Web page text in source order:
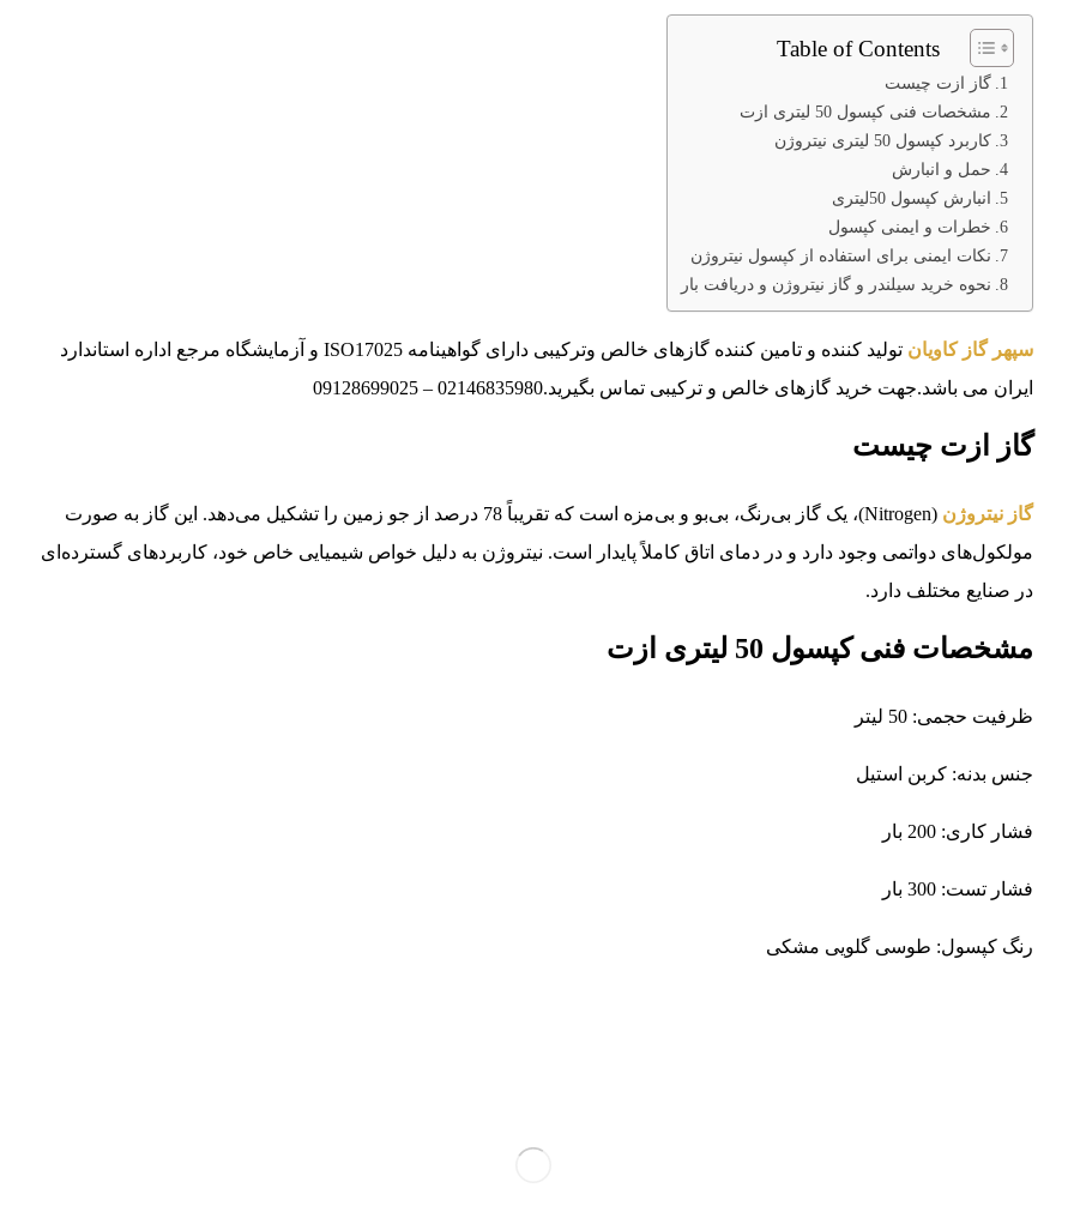
Table of Contents
گاز ازت چیست
مشخصات فنی کپسول 50 لیتری ازت
کاربرد کپسول 50 لیتری نیتروژن
حمل و انبارش
انبارش کپسول 50لیتری
خطرات و ایمنی کپسول
نکات ایمنی برای استفاده از کپسول نیتروژن
نحوه خرید سیلندر و گاز نیتروژن و دریافت بار
سپهر گاز کاویان
تولید کننده و تامین کننده گازهای خالص وترکیبی دارای گواهینامه ISO17025 و آزمایشگاه مرجع اداره استاندارد
ایران می باشد.جهت خرید گازهای خالص و ترکیبی تماس بگیرید.02146835980 – 09128699025
گاز ازت چیست
گاز نیتروژن
(Nitrogen)، یک گاز بی‌رنگ، بی‌بو و بی‌مزه است که تقریباً 78 درصد از جو زمین را تشکیل می‌دهد. این گاز به صورت
مولکول‌های دواتمی وجود دارد و در دمای اتاق کاملاً پایدار است. نیتروژن به دلیل خواص شیمیایی خاص خود، کاربردهای گسترده‌ای
در صنایع مختلف دارد.
مشخصات فنی کپسول 50 لیتری ازت
ظرفیت حجمی: 50 لیتر
جنس بدنه: کربن استیل
فشار کاری: 200 بار
فشار تست: 300 بار
رنگ کپسول: طوسی گلویی مشکی